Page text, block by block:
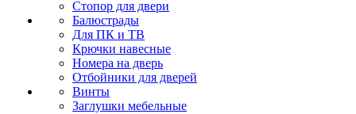
Стопор для двери
Балюстрады
Для ПК и ТВ
Крючки навесные
Номера на дверь
Отбойники для дверей
Винты
Заглушки мебельные